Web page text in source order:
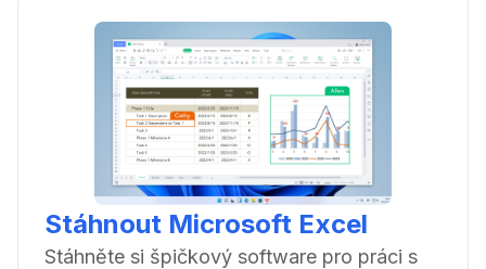
Stáhnout Microsoft Excel
Stáhněte si špičkový software pro práci s